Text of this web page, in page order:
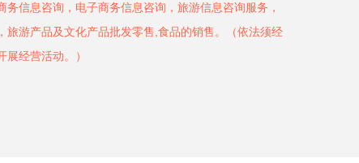
信息咨询，电子商务信息咨询，旅游信息咨询服务，
旅游产品及文化产品批发零售,食品的销售。（依法须经
经营活动。）